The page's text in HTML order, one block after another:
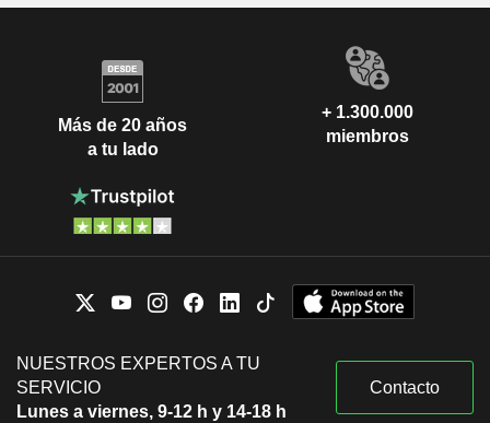
Más de 20 años
a tu lado
+ 1.300.000
miembros
NUESTROS EXPERTOS A TU
SERVICIO
Lunes a viernes, 9-12 h y 14-18 h
Contacto